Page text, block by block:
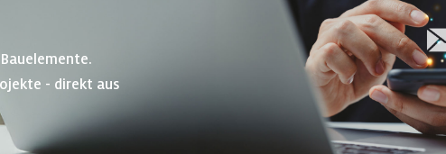
- direkt aus